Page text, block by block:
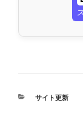
カ
サイト更新